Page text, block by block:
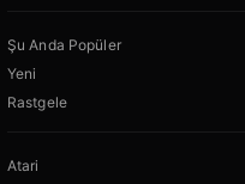
Şu Anda Popüler
Yeni
Rastgele
Atari